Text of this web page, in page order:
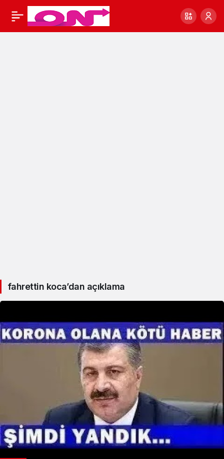
fahrettin koca’dan açıklama